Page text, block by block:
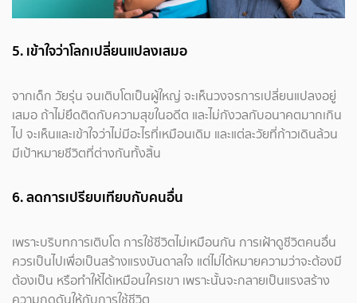
5. เข้าใจว่าโลกเปลี่ยนแปลงเสมอ
จากเด็ก วัยรุ่น จนเติบโตเป็นผู้ใหญ่ จะเห็นวงจรการเปลี่ยนแปลงอยู่
เสมอ ถ้าไม่ยึดติดกับความสุขในอดีต และไม่กังวลกับอนาคตมากเกิน
ไป จะเห็นและเข้าใจว่าไม่มีอะไรที่เหมือนเดิม และแต่ละวัยที่ก้าวเดินล้วน
มีเป้าหมายชีวิตที่ต่างกันทั้งสิ้น
6. ลดการเปรียบเทียบกับคนอื่น
เพราะบริบทการเติบโต การใช้ชีวิตไม่เหมือนกัน การเฝ้าดูชีวิตคนอื่น
ควรเป็นไปเพื่อเป็นสร้างแรงบันดาลใจ แต่ไม่ได้หมายความว่าจะต้องมี
ต้องเป็น หรือทำให้ได้เหมือนใครเขา เพราะนั้นจะกลายเป็นแรงสร้าง
ความกดดันให้กับการใช้ชีวิต